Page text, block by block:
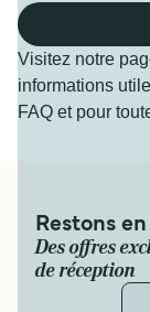
Visitez notre
informations
FAQ et pour
Restons
Des offres
de réception